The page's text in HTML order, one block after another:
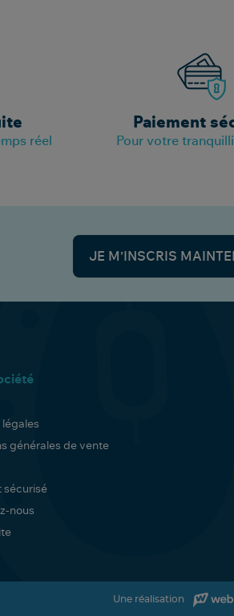
réel
Paiement
Pour votre
JE M’INSCRIS
légales
générales de vente
sécurisé
nous
Une réalisation